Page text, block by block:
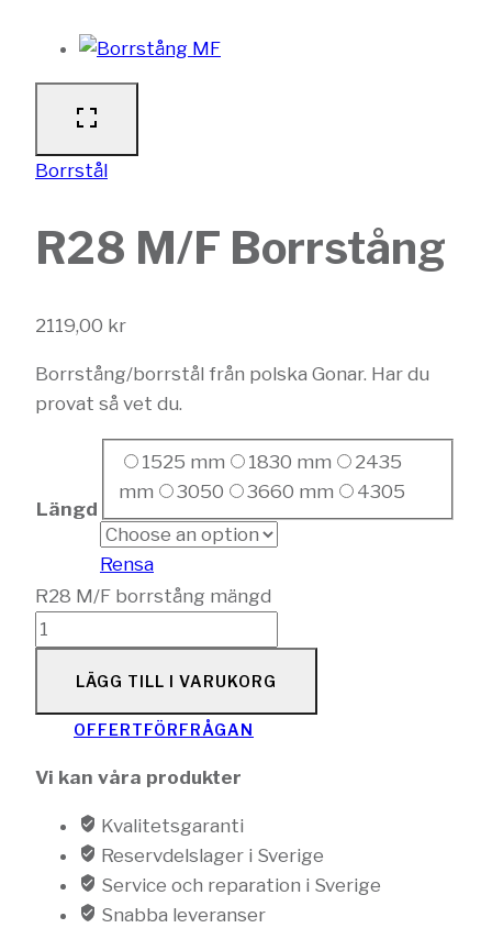
Borrstål
R28 M/F Borrstång
2119,00 kr
Borrstång/borrstål från polska Gonar. Har du
provat så vet du.
Längd
1525 mm 1830 mm
2435
mm
3050 3660 mm 4305
Rensa
R28 M/F borrstång mängd
LÄGG TILL I VARUKORG
OFFERTFÖRFRÅGAN
Vi kan våra produkter
Kvalitetsgaranti
Reservdelslager i Sverige
Service och reparation i Sverige
Snabba leveranser